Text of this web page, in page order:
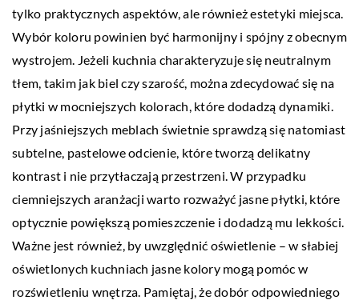
tylko praktycznych aspektów, ale również estetyki miejsca.
Wybór koloru powinien być harmonijny i spójny z obecnym
wystrojem. Jeżeli kuchnia charakteryzuje się neutralnym
tłem, takim jak biel czy szarość, można zdecydować się na
płytki w mocniejszych kolorach, które dodadzą dynamiki.
Przy jaśniejszych meblach świetnie sprawdzą się natomiast
subtelne, pastelowe odcienie, które tworzą delikatny
kontrast i nie przytłaczają przestrzeni. W przypadku
ciemniejszych aranżacji warto rozważyć jasne płytki, które
optycznie powiększą pomieszczenie i dodadzą mu lekkości.
Ważne jest również, by uwzględnić oświetlenie – w słabiej
oświetlonych kuchniach jasne kolory mogą pomóc w
rozświetleniu wnętrza. Pamiętaj, że dobór odpowiedniego